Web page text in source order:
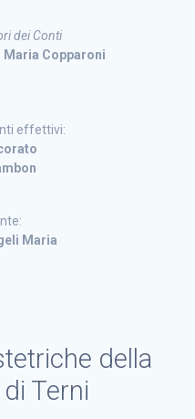
dei Conti
Copparoni
effettivi:
Maria
della
Terni